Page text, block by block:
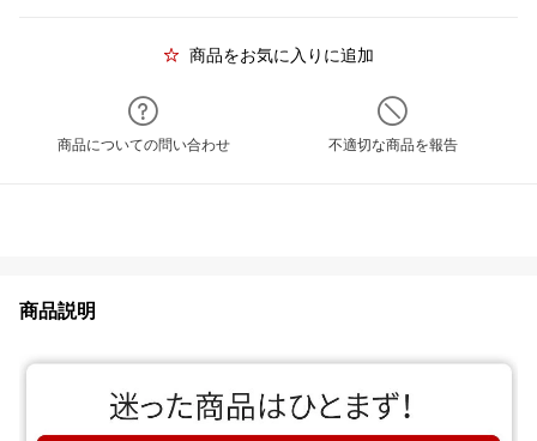
商品をお気に入りに追加
商品についての問い合わせ 不適切な商品を報告
商品説明